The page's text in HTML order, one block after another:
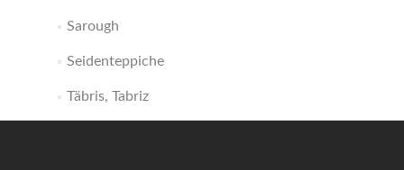
Sarough
Seidenteppiche
Täbris, Tabriz